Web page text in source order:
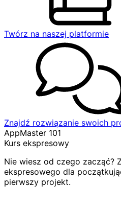
Twórz na naszej platformie
Znajdź rozwiązanie swoich
AppMaster 101
Kurs ekspresowy
Nie wiesz od czego zacząć?
ekspresowego dla
pierwszy projekt.